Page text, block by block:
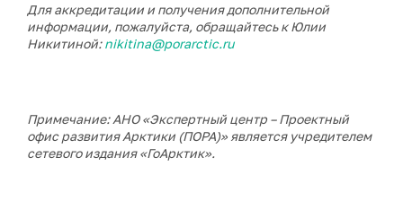
Для аккредитации и получения дополнительной
информации, пожалуйста, обращайтесь к Юлии
Никитиной:nikitina@porarctic.ru
Примечание: АНО «Экспертный центр – Проектный
офис развития Арктики (ПОРА)» является учредителем
сетевого издания «ГоАрктик».